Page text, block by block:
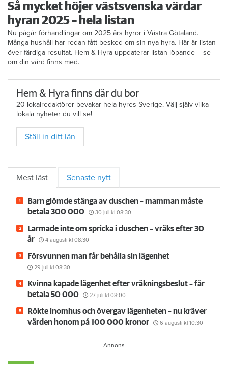
Så mycket höjer västsvenska värdar
hyran 2025 – hela listan
Nu pågår förhandlingar om 2025 års hyror i Västra Götaland.
Många hushåll har redan fått besked om sin nya hyra. Här är listan
över färdiga resultat. Hem & Hyra uppdaterar listan löpande – se
om din värd finns med.
Hem & Hyra finns där du bor
20 lokalredaktörer bevakar hela hyres-Sverige. Välj själv vilka
lokala nyheter du vill se!
Ställ in ditt län
Mest läst Senaste nytt
Barn glömde stänga av duschen – mamman måste
betala 300 000
30 juli kl 08:30
Larmade inte om spricka i duschen – vräks efter 30
år
4 augusti kl 08:30
Försvunnen man får behålla sin lägenhet
29 juli kl 08:30
Kvinna kapade lägenhet efter vräkningsbeslut – får
betala 50 000
27 juli kl 08:00
Rökte inomhus och övergav lägenheten – nu kräver
värden honom på 100 000 kronor
6 augusti kl 10:30